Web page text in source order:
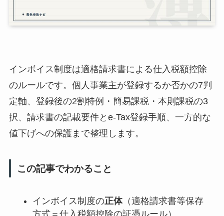
インボイス制度は適格請求書による仕入税額控除
のルールです。個人事業主が登録するか否かの7判
定軸、登録後の2割特例・簡易課税・本則課税の3
択、請求書の記載要件とe-Tax登録手順、一方的な
値下げへの保護まで整理します。
この記事でわかること
インボイス制度の正体（適格請求書等保存